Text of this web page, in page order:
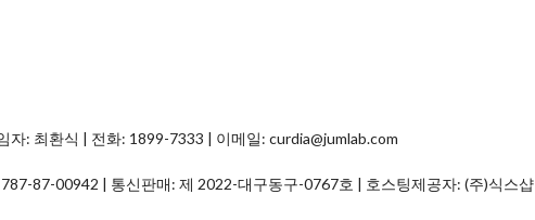
: 최환식 | 전화: 1899-7333 | 이메일: curdia@jumlab.com
787-87-00942 | 통신판매: 제 2022-대구동구-0767호 | 호스팅제공자: (주)식스샵